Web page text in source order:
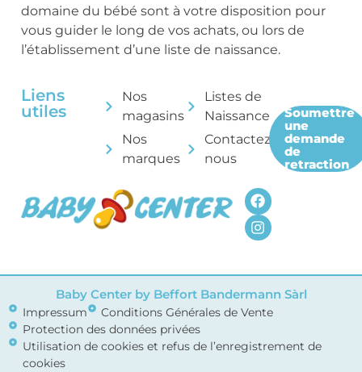
domaine du bébé sont à votre disposition pour
vous guider le long de vos achats, ou lors de
l’établissement d’une liste de naissance.
Liens
utiles
Nos
magasins
Nos
marques
Listes de
Naissance
Contactez-
nous
Soumettre
une
demande
de
retraction
Baby Center by Beffort Bandermann Sàrl
Impressum
Conditions Générales de Vente
Protection des données privées
Utilisation de cookies et refus de l’enregistrement de
cookies